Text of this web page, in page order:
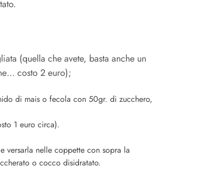
(quella che avete, basta anche un
costo 2 euro);
di mais o fecola con 50gr. di zucchero,
1 euro circa).
versarla nelle coppette con sopra la
o cocco disidratato.